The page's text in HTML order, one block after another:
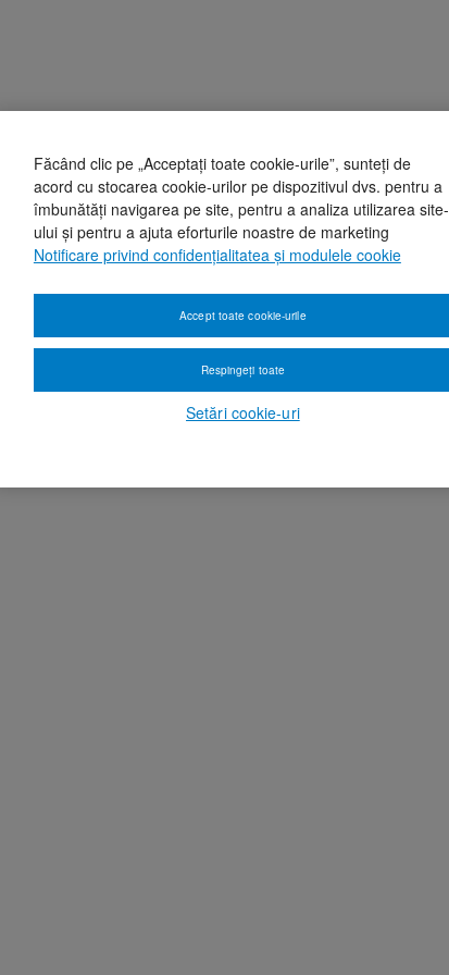
Făcând clic pe „Acceptați toate cookie-urile”, sunteți de
acord cu stocarea cookie-urilor pe dispozitivul dvs. pentru a
îmbunătăți navigarea pe site, pentru a analiza utilizarea site-
ului și pentru a ajuta eforturile noastre de marketing
Notificare privind confidențialitatea și modulele cookie
Setări cookie-uri
Respingeți toate
Accept toate cookie-urile